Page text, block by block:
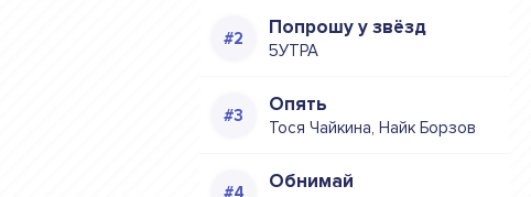
Попрошу у звёзд
5УТРА
Опять
Тося Чайкина, Найк Борзов
Обнимай